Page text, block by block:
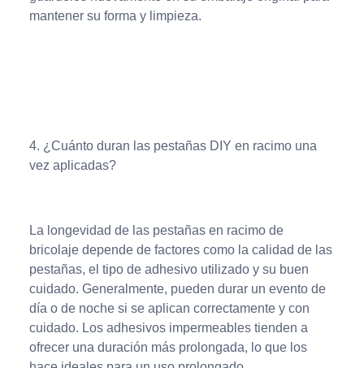
mantener su forma y limpieza.
4. ¿Cuánto duran las pestañas DIY en racimo una
vez aplicadas?
La longevidad de las pestañas en racimo de
bricolaje depende de factores como la calidad de las
pestañas, el tipo de adhesivo utilizado y su buen
cuidado. Generalmente, pueden durar un evento de
día o de noche si se aplican correctamente y con
cuidado. Los adhesivos impermeables tienden a
ofrecer una duración más prolongada, lo que los